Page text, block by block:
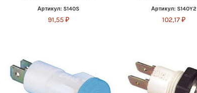
Артикул: S140S
91,55 ₽
Артикул: S140Y2
102,17 ₽